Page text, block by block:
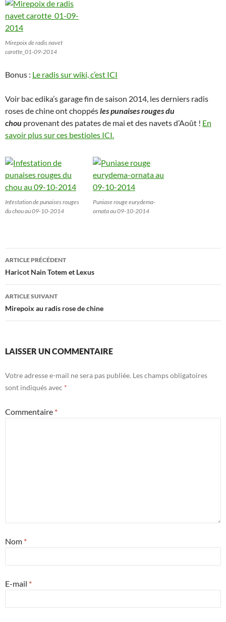
Mirepoix de radis navet
carotte_01-09-2014
Bonus : Le radis sur wiki, c’est ICI
Voir bac edika’s garage fin de saison 2014, les derniers radis
roses de chine ont choppésles punaises rouges du
chou provenant des patates de mai et des navets d’Août ! En
savoir plus sur ces bestioles ICI.
Infestation de punaises rouges
du chou au 09-10-2014
Puniase rouge eurydema-
ornata au 09-10-2014
Navigation
des
articles
ARTICLE PRÉCÉDENT
Haricot Nain Totem et Lexus
ARTICLE SUIVANT
Mirepoix au radis rose de chine
LAISSER UN COMMENTAIRE
Votre adresse e-mail ne sera pas publiée. Les champs obligatoires
sont indiqués avec *
Commentaire *
Nom *
E-mail *